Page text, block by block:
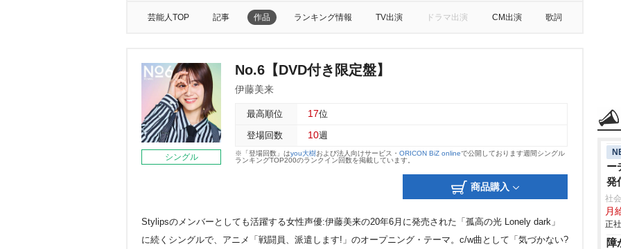
芸能人TOP 記事 作品 ランキング情報 TV出演 ドラマ出演 CM出演 歌詞
シングル
No.6【DVD付き限定盤】
伊藤美来
最高順位 17位
登場回数 10週
※「登場回数」はyou大樹および法人向けサービス・ ORICON BiZ onlineで公開しております週間シングル
ランキングTOP200のランクイン回数を掲載しています。
商品購入
Stylipsのメンバーとしても活躍する女性声優:伊藤美来の20年6月に発売された「孤高の光 Lonely dark」
に続くシングルで、アニメ「戦闘員、派遣します!」のオープニング・テーマ。c/w曲として「気づかない?
ー
発
社
月
正
障